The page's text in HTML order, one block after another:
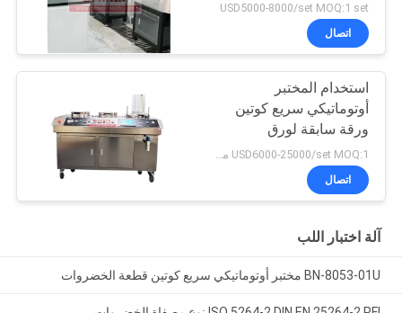
USD5000-8000/set MOQ:1 set
اتصال
استخدام المختبر
أوتوماتيكي سريع كوتين
ورقة سابقة لورق
الخضروات
USD6000-25000/set MOQ:1 مجموعة
اتصال
آلة اختبار اللب
BN-8053-01U مختبر أوتوماتيكي سريع كوتين قطعة الخضروات